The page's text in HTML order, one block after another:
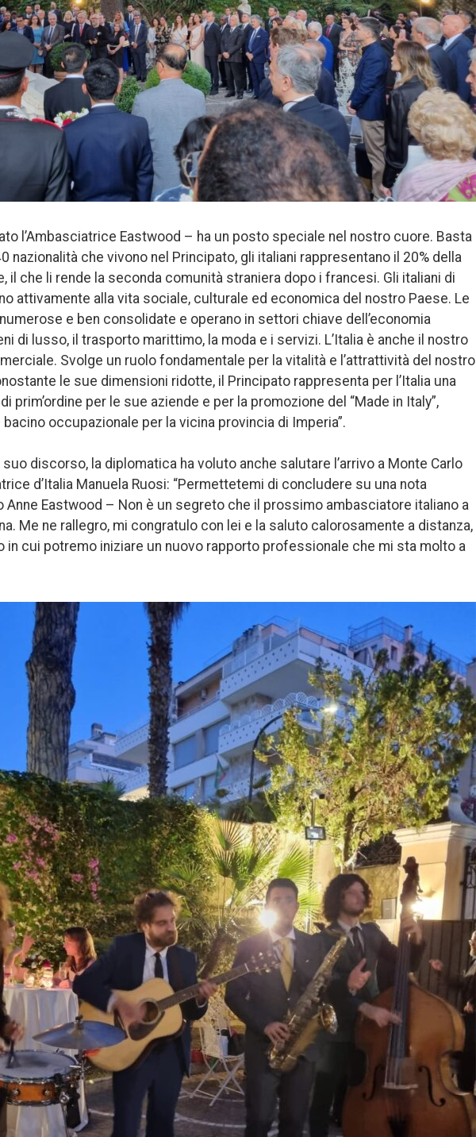
l’Ambasciatrice Eastwood – ha un posto speciale nel nostro cuore. Basta
nazionalità che vivono nel Principato, gli italiani rappresentano il 20% della
il che li rende la seconda comunità straniera dopo i francesi. Gli italiani di
attivamente alla vita sociale, culturale ed economica del nostro Paese. Le
e ben consolidate e operano in settori chiave dell’economia
di lusso, il trasporto marittimo, la moda e i servizi. L’Italia è anche il nostro
Svolge un ruolo fondamentale per la vitalità e l’attrattività del nostro
le sue dimensioni ridotte, il Principato rappresenta per l’Italia una
prim’ordine per le sue aziende e per la promozione del “Made in Italy”,
occupazionale per la vicina provincia di Imperia”.
discorso, la diplomatica ha voluto anche salutare l’arrivo a Monte Carlo
d’Italia Manuela Ruosi: “Permettetemi di concludere su una nota
Eastwood – Non è un segreto che il prossimo ambasciatore italiano a
Me ne rallegro, mi congratulo con lei e la saluto calorosamente a distanza,
in cui potremo iniziare un nuovo rapporto professionale che mi sta molto a